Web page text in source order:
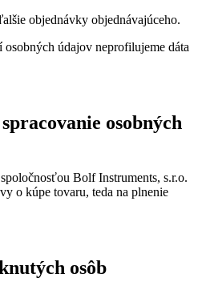
objednávky objednávajúceho.
osobných údajov neprofilujeme dáta
osobných
Bolf Instruments, s.r.o.
o kúpe tovaru, teda na plnenie
osôb